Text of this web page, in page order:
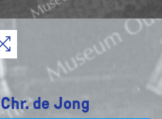
de Jong